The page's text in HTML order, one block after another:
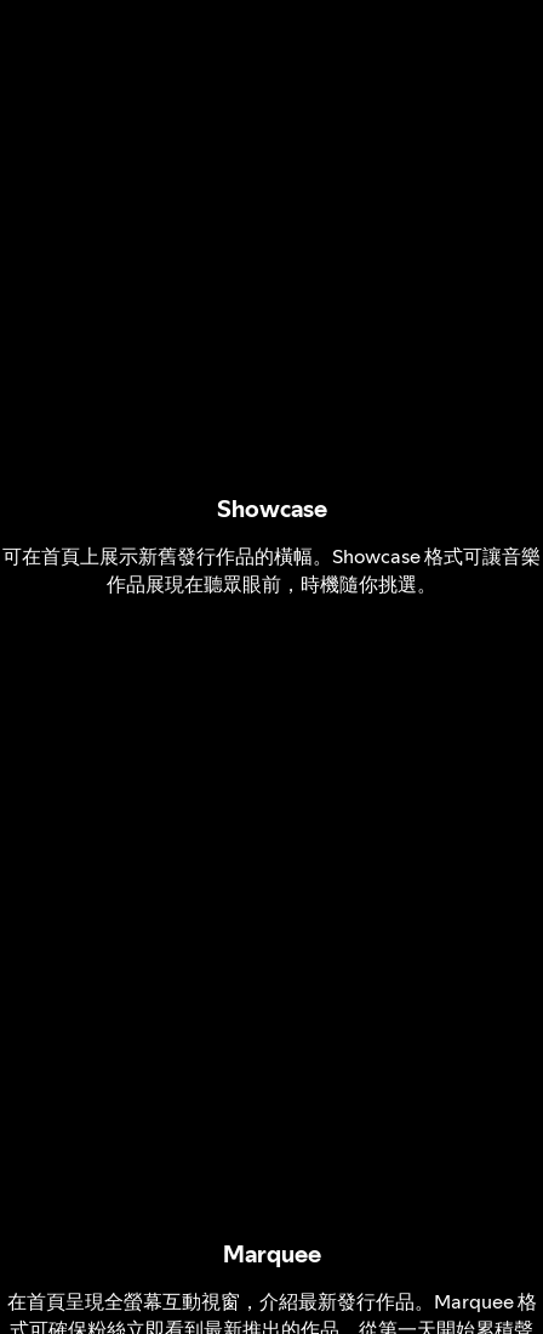
Showcase
可在首頁上展示新舊發行作品的橫幅。Showcase 格式可讓音樂
作品展現在聽眾眼前，時機隨你挑選。
Marquee
在首頁呈現全螢幕互動視窗，介紹最新發行作品。Marquee 格